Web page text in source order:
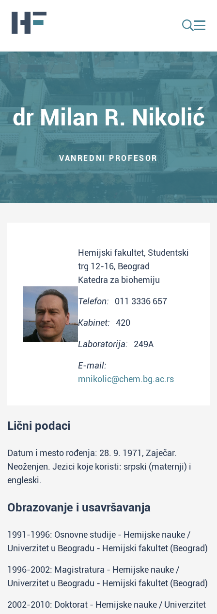
dr Milan R. Nikolić
VANREDNI PROFESOR
Hemijski fakultet, Studentski
trg 12-16, Beograd
Katedra za biohemiju
Telefon: 011 3336 657
Kabinet: 420
Laboratorija: 249A
E-mail:
mnikolic@chem.bg.ac.rs
Lični podaci
Datum i mesto rođenja: 28. 9. 1971, Zaječar.
Neoženjen. Jezici koje koristi: srpski (maternji) i
engleski.
Obrazovanje i usavršavanja
1991-1996: Osnovne studije - Hemijske nauke /
Univerzitet u Beogradu - Hemijski fakultet (Beograd)
1996-2002: Magistratura - Hemijske nauke /
Univerzitet u Beogradu - Hemijski fakultet (Beograd)
2002-2010: Doktorat - Hemijske nauke / Univerzitet